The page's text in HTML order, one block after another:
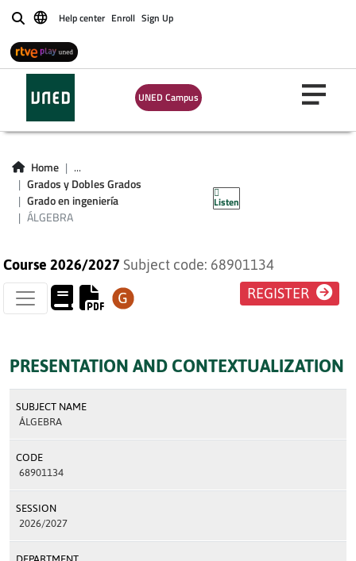
BuscarHelp center Enroll Sign Up
UNED Campus
Home
...
Grados y Dobles Grados
Grado en ingeniería
ÁLGEBRA
Listen
ÁLGEBRA
Course 2026/2027 Subject code: 68901134
REGISTER
PRESENTATION AND CONTEXTUALIZATION
SUBJECT NAME
ÁLGEBRA
CODE
68901134
SESSION
2026/2027